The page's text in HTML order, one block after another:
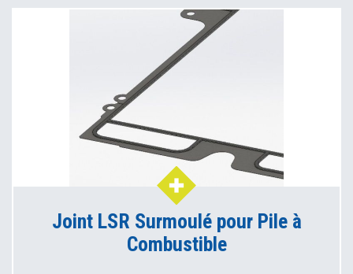
Joint LSR Surmoulé pour Pile à
Combustible